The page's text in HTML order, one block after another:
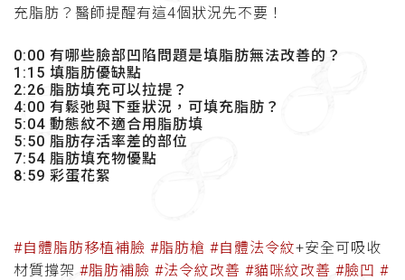
充脂肪？ 醫師提醒有這4個狀況先不要！
0:00 有哪些臉部凹陷問題是填脂肪無法改善的？
1:15 填脂肪優缺點
2:26 脂肪填充可以拉提？
4:00 有鬆弛與下垂狀況，可填充脂肪？
5:04 動態紋不適合用脂肪填
5:50 脂肪存活率差的部位
7:54 脂肪填充物優點
8:59 彩蛋花絮
#自體脂肪移植補臉 #脂肪槍 #自體法令紋+安全可吸收
材質撐架 #脂肪補臉 #法令紋改善 #貓咪紋改善 #臉凹 #